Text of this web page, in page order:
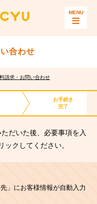
合わせ
請求・お問い合わせ
お手続き
完了
ただいた後、必要事項を入
ックしてください。
」にお客様情報が自動入力